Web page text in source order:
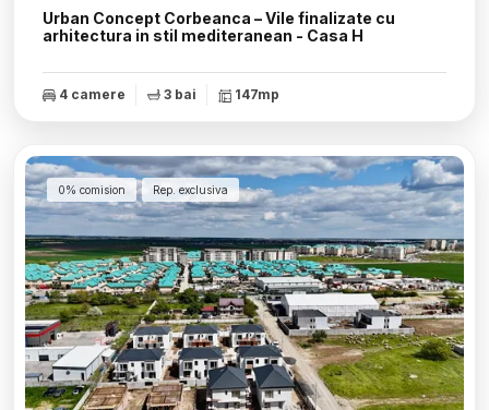
Urban Concept Corbeanca – Vile finalizate cu
arhitectura in stil mediteranean - Casa H
4 camere 3 bai 147mp
0% comision Rep. exclusiva